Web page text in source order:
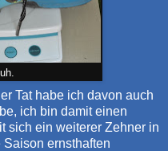
Tat habe ich davon auch
ich bin damit einen
sich ein weiterer Zehner in
ernsthaften